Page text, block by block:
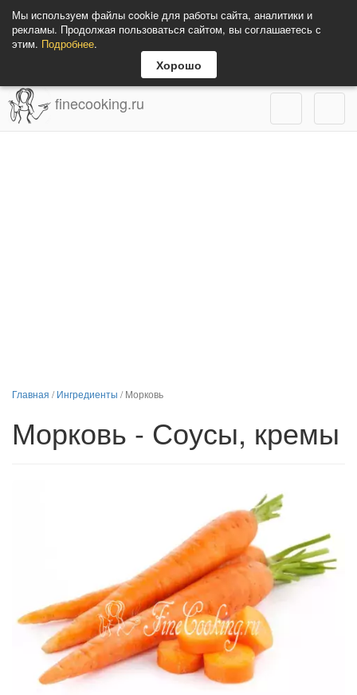
Мы используем файлы cookie для работы сайта, аналитики и
рекламы. Продолжая пользоваться сайтом, вы соглашаетесь с
этим. Подробнее.
Хорошо
finecooking.ru
Главная /Ингредиенты /Морковь
Морковь - Соусы, кремы